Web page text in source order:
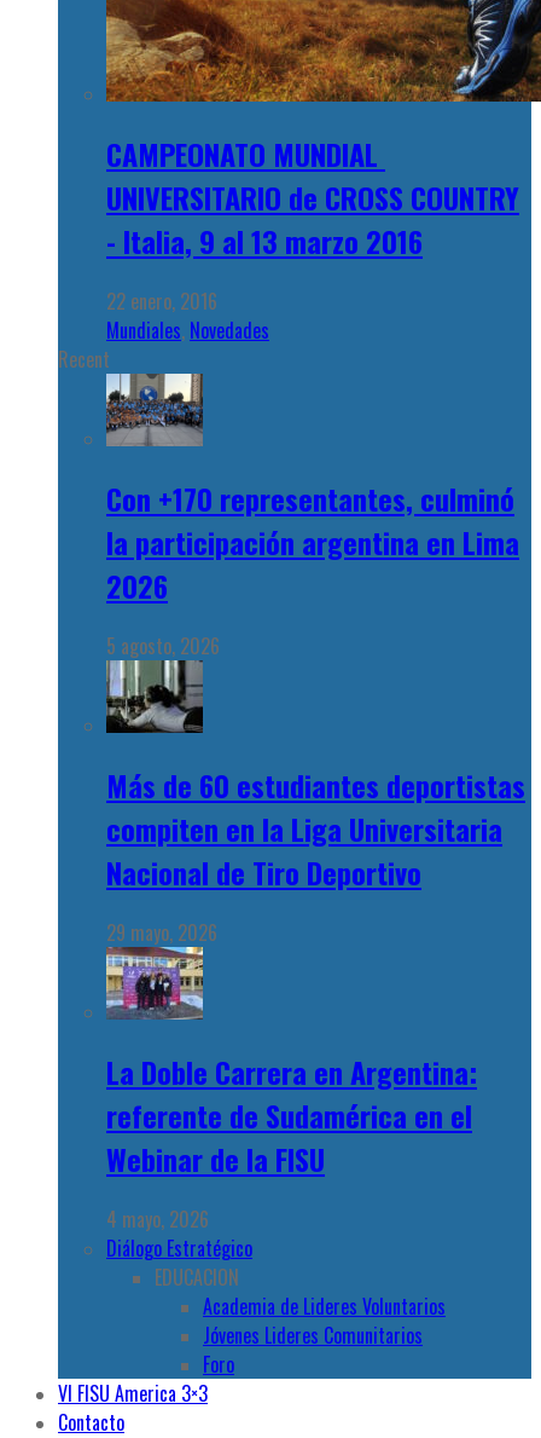
CAMPEONATO MUNDIAL
UNIVERSITARIO de CROSS COUNTRY
- Italia, 9 al 13 marzo 2016
22 enero, 2016
Mundiales, Novedades
Recent
Con +170 representantes, culminó
la participación argentina en Lima
2026
5 agosto, 2026
Más de 60 estudiantes deportistas
compiten en la Liga Universitaria
Nacional de Tiro Deportivo
29 mayo, 2026
La Doble Carrera en Argentina:
referente de Sudamérica en el
Webinar de la FISU
4 mayo, 2026
Diálogo Estratégico
EDUCACION
Academia de Lideres Voluntarios
Jóvenes Lideres Comunitarios
Foro
VI FISU America 3×3
Contacto